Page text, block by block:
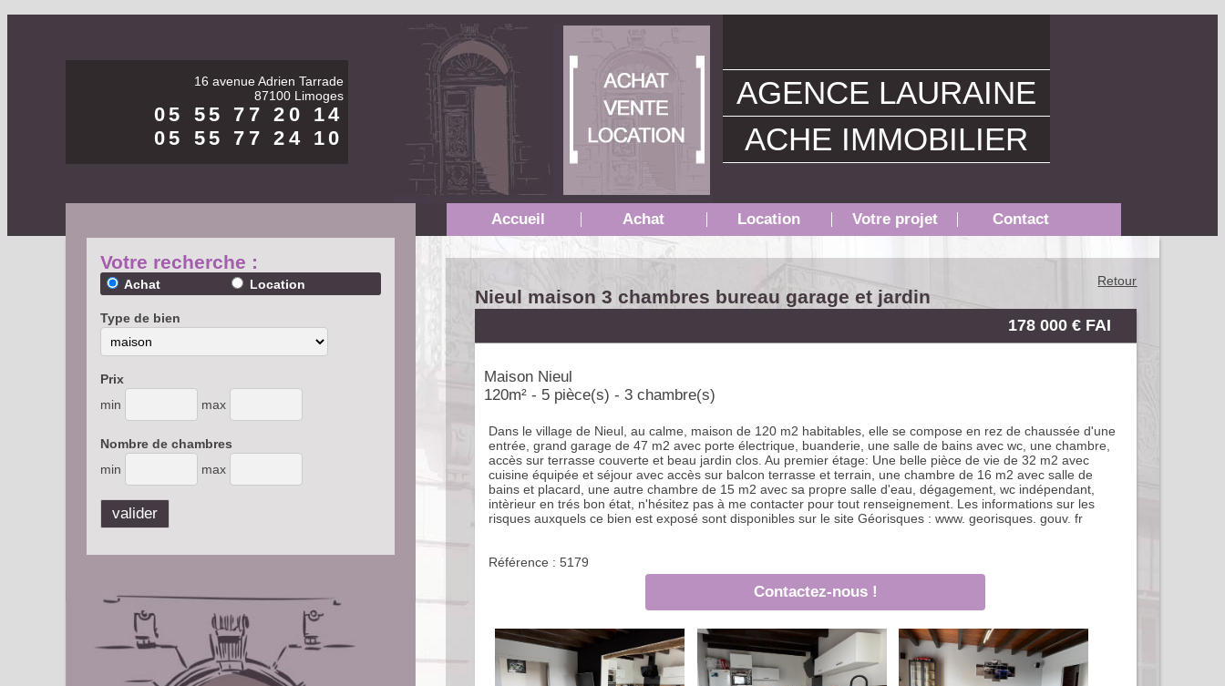
AGENCE LAURAINE
ACHE IMMOBILIER
16 avenue Adrien Tarrade
87100 Limoges
05 55 77 20 14
05 55 77 24 10
Accueil Achat Location Votre projet Contact
Votre recherche :
Achat Location
Type de bien
Prix
min
max
Nombre de chambres
min
max
Retour
Nieul maison 3 chambres bureau garage et jardin
178 000 € FAI
Maison Nieul
120m² - 5 pièce(s) - 3 chambre(s)
Dans le village de Nieul, au calme, maison de 120 m2 habitables, elle se compose en rez de chaussée d'une
entrée, grand garage de 47 m2 avec porte électrique, buanderie, une salle de bains avec wc, une chambre,
accès sur terrasse couverte et beau jardin clos. Au premier étage: Une belle pièce de vie de 32 m2 avec
cuisine équipée et séjour avec accès sur balcon terrasse et terrain, une chambre de 16 m2 avec salle de
bains et placard, une autre chambre de 15 m2 avec sa propre salle d'eau, dégagement, wc indépendant,
intèrieur en trés bon état, n'hésitez pas à me contacter pour tout renseignement. Les informations sur les
risques auxquels ce bien est exposé sont disponibles sur le site Géorisques : www. georisques. gouv. fr
Référence : 5179
Contactez-nous !